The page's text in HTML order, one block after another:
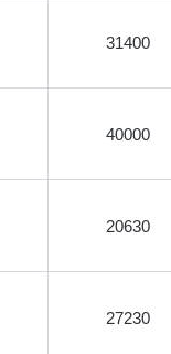
31400
40000
20630
27230